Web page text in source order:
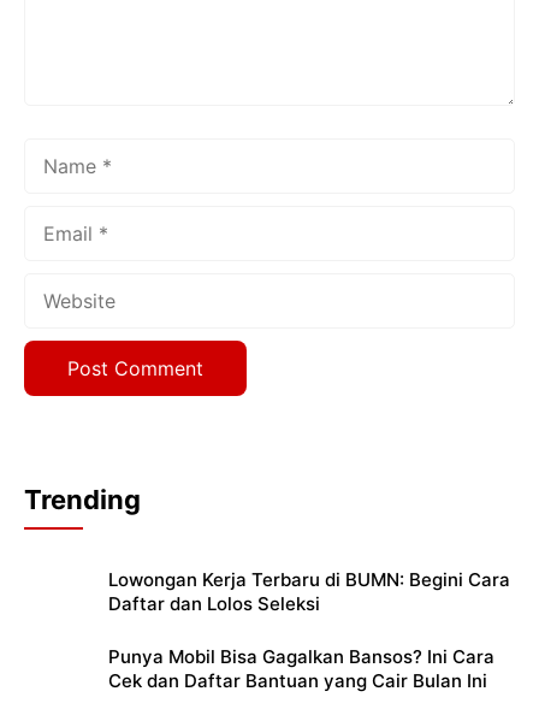
Trending
Lowongan Kerja Terbaru di BUMN: Begini Cara
Daftar dan Lolos Seleksi
Punya Mobil Bisa Gagalkan Bansos? Ini Cara
Cek dan Daftar Bantuan yang Cair Bulan Ini